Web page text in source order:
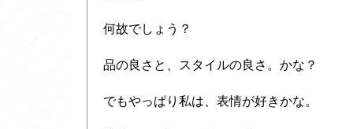
何故でしょう？
品の良さと、スタイルの良さ。かな？
でもやっぱり私は、表情が好きかな。